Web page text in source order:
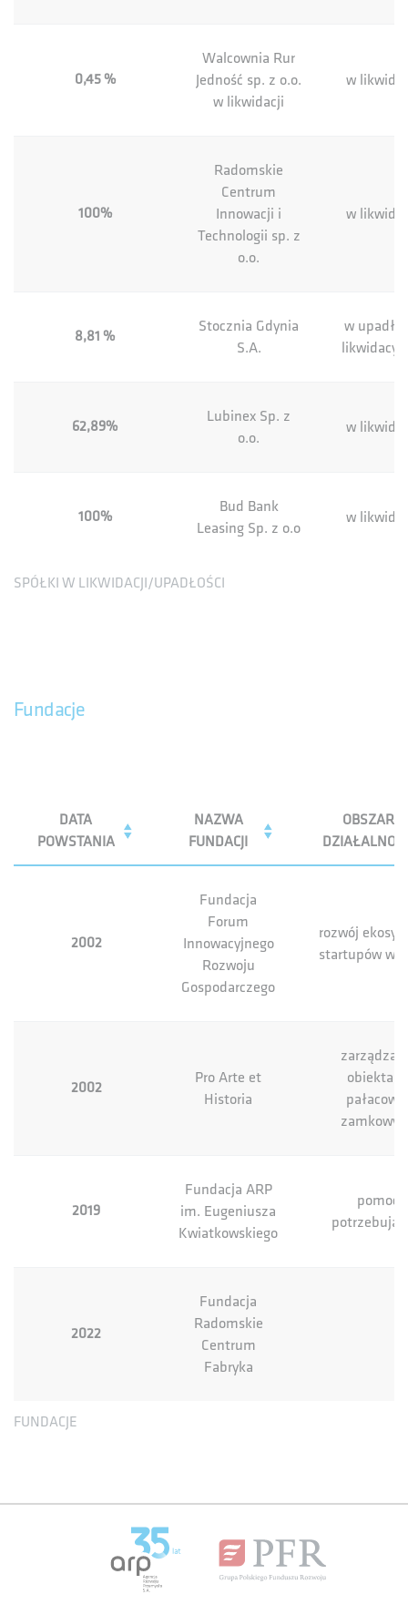
SPÓŁKI W LIKWIDACJI/UPADŁOŚCI
0,45 %
Walcownia Rur
Jedność sp. z o.o.
w likwidacji
w
100%
Radomskie
Centrum
Innowacji i
Technologii sp. z
o.o.
w
8,81 %
Stocznia Gdynia
S.A.
w
62,89%
Lubinex Sp. z
o.o.
w
100%
Bud Bank
Leasing Sp. z o.o
w
Fundacje
FUNDACJE
DATA
POWSTANIA
NAZWA
FUNDACJI
OBSZAR
2002
Fundacja
Forum
Innowacyjnego
Rozwoju
Gospodarczego
rozwój
startupów w
2002
Pro Arte et
Historia
2019
Fundacja ARP
im. Eugeniusza
Kwiatkowskiego
pomoc
2022
Fundacja
Radomskie
Centrum
Fabryka